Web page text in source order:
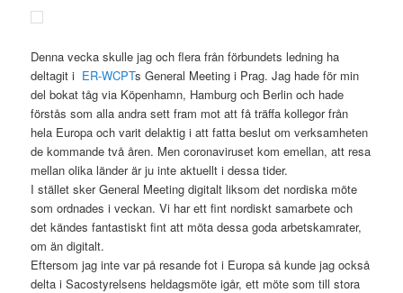
Denna vecka skulle jag och flera från förbundets ledning ha
deltagit i ER-WCPTs General Meeting i Prag. Jag hade för min
del bokat tåg via Köpenhamn, Hamburg och Berlin och hade
förstås som alla andra sett fram mot att få träffa kollegor från
hela Europa och varit delaktig i att fatta beslut om verksamheten
de kommande två åren. Men coronaviruset kom emellan, att resa
mellan olika länder är ju inte aktuellt i dessa tider.
I stället sker General Meeting digitalt liksom det nordiska möte
som ordnades i veckan. Vi har ett fint nordiskt samarbete och
det kändes fantastiskt fint att möta dessa goda arbetskamrater,
om än digitalt.
Eftersom jag inte var på resande fot i Europa så kunde jag också
delta i Sacostyrelsens heldagsmöte igår, ett möte som till stora